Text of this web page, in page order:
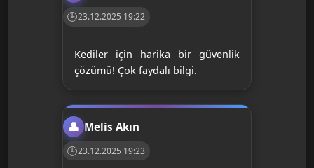
23.12.2025 19:22
Kediler için harika bir güvenlik
çözümü! Çok faydalı bilgi.
Melis Akın
23.12.2025 19:23